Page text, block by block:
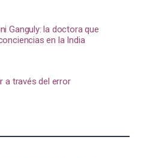
Ganguly: la doctora que
en la India
a través del error